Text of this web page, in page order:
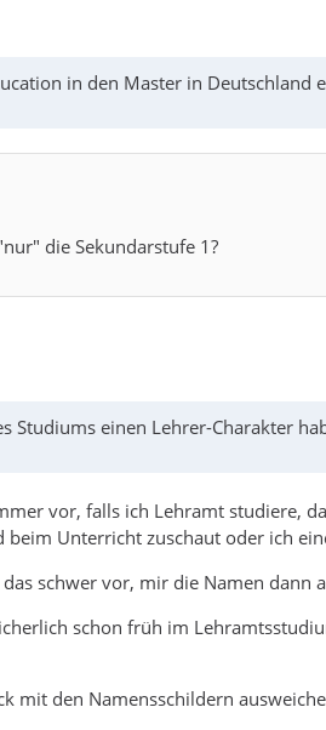
in den Master in Deutschland
die Sekundarstufe 1?
Studiums einen Lehrer-Charakter
vor, falls ich Lehramt studiere,
Unterricht zuschaut oder ich
schwer vor, mir die Namen dann
schon früh im
mit den Namensschildern